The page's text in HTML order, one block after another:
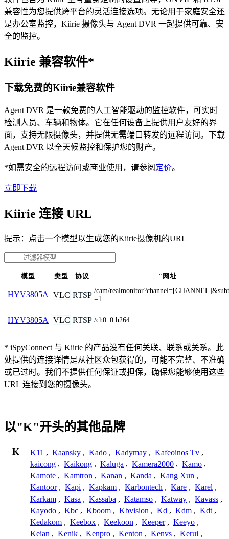
兼容性为您提供跨平台的灵活连接选项。无论用于家庭安全还
是办公室监控，Kiirie 摄像头与 Agent DVR 一起提供可靠、安
全的监控。
Kiirie 兼容软件*
下载免费的Kiirie兼容软件
Agent DVR 是一款免费的人工智能驱动的监控软件，可实时
检测人员、车辆和物体。它在任何设备上提供用户友好的界
面，支持无限摄像头，并提供无需端口转发的远程访问。下载
Agent DVR 以全天候监控和保护您的财产。
*如需安全的远程访问或商业使用，请参阅 定价。
立即下载
Kiirie 连接 URL
提示：点击一个模型以生成您的Kiirie摄像机的URL
模型 类型 协议 "网址
HYV3805A VLC RTSP /cam/
=1
HYV3805A VLC RTSP /ch0_0.h264
* iSpyConnect 与 Kiirie 的产品没有任何关联、联系或关系。此
处提供的连接详情是从社区众包获得的，可能不完整、不准确
或已过时。我们不提供任何保证或担保，确保您能够使用这些
URL 连接到您的摄像头。
以"K"开头的其他品牌
K K11 , Kaansky , Kado , Kadymay , Kafeoinos Tv ,
kaicong , Kaikong , Kaluga , Kamera2000 , Kamo ,
Kamote , Kamtron , Kanan , Kanda , Kang Xun ,
Kantoor , Kapi , Kapkam , Karbontech , Kare , Karel ,
Karkam , Kasa , Kassaba , Katamso , Katway , Kavass ,
Kayodo , Kbc , Kboom , Kbvision , Kd , Kdm , Kdt ,
Kedakom , Keebox , Keekoon , Keeper , Keeyo ,
Keian , Kenik , Kenpro , Kenton , Kenvs , Kerui ,